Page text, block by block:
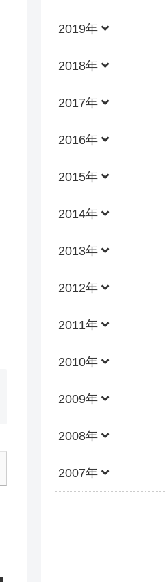
2019年
2018年
2017年
2016年
2015年
2014年
2013年
2012年
2011年
2010年
2009年
2008年
2007年